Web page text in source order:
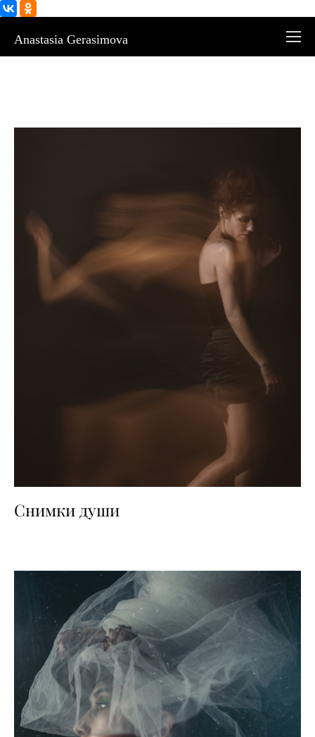
Anastasia Gerasimova
Снимки души